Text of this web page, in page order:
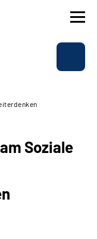
Soziale